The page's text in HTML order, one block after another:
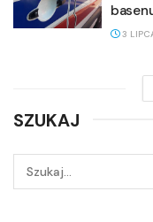
3
SZUKAJ